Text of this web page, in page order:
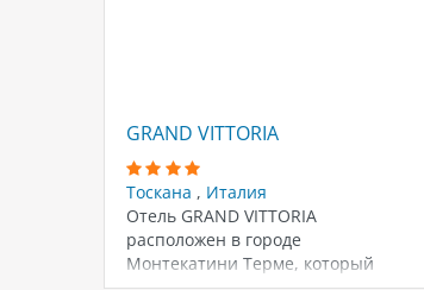
GRAND VITTORIA
Тоскана , Италия
Отель GRAND VITTORIA
расположен в городе
Монтекатини Терме, который